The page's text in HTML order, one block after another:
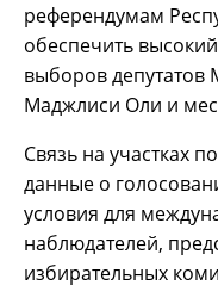
референдумам
обеспечить
выборов
Маджлиси Оли и
Связь на участках
данные о
условия для
наблюдателей,
избирательных